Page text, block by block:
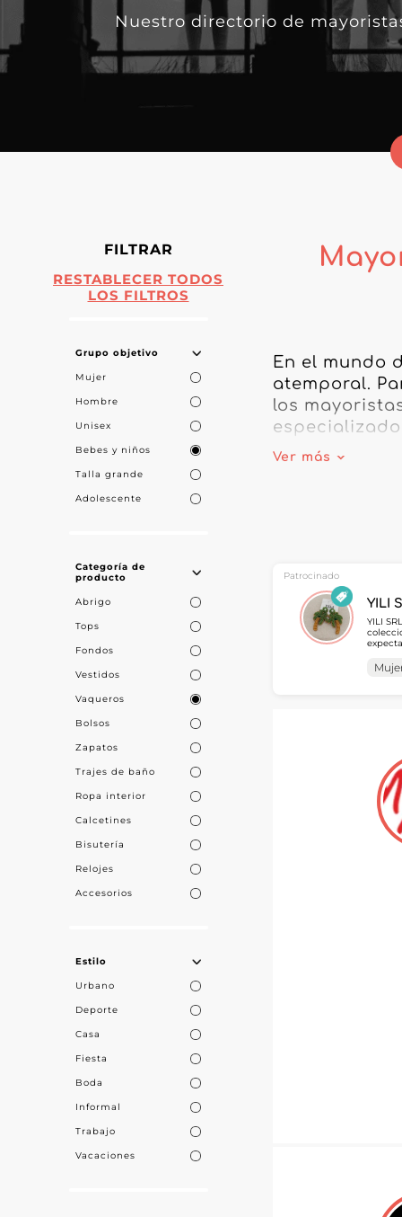
Nuestro directorio de
FILTRAR
RESTABLECER TODOS
LOS FILTROS
Grupo objetivo
Mujer
Hombre
Unisex
Bebes y niños
Talla grande
Adolescente
Categoría de
producto
Abrigo
Tops
Fondos
Vestidos
Vaqueros
Bolsos
Zapatos
Trajes de baño
Ropa interior
Calcetines
Bisutería
Relojes
Accesorios
Estilo
Urbano
Deporte
Casa
Fiesta
Boda
Informal
Trabajo
Vacaciones
En el mundo
atemporal.
los
para niños,
actualizadas
Al elegir
sino
objetivo es
Ver más
Patrocinado
YILI
YILI
de